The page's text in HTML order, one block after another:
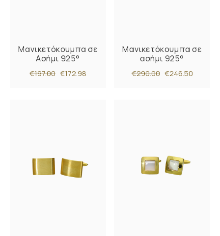
Μανικετόκουμπα σε
Ασήμι 925°
€197.00 €172.98
Μανικετόκουμπα σε
ασήμι 925°
€290.00 €246.50